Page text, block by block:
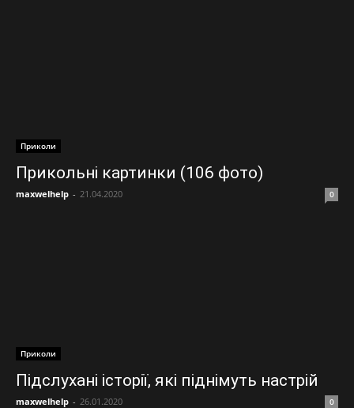
Приколи
Прикольні картинки (106 фото)
maxwelhelp - 21.04.2020 0
Приколи
Підслухані історії, які піднімуть настрій
maxwelhelp - 26.01.2020 0